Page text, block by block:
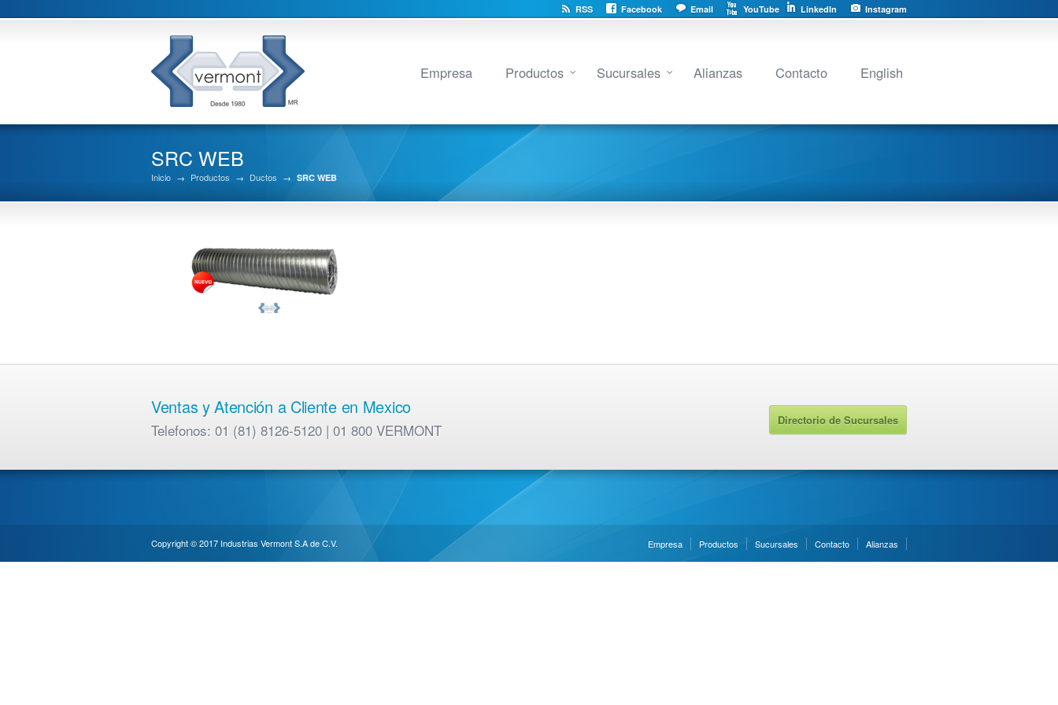
RSS Facebook Email YouTube LinkedIn Instagram
Empresa Productos Sucursales Alianzas Contacto English
SRC WEB
Inicio → Productos → Ductos → SRC WEB
Ventas y Atención a Cliente en Mexico
Telefonos: 01 (81) 8126-5120 | 01 800 VERMONT
Directorio de Sucursales
Copyright © 2017 Industrias Vermont S.A de C.V. Empresa Productos Sucursales Contacto Alianzas